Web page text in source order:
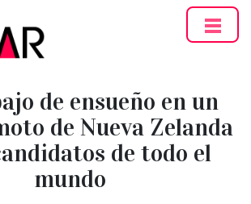
de ensueño en un
de Nueva Zelanda
de todo el
mundo